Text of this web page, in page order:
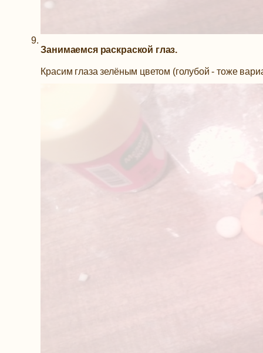
Занимаемся раскраской глаз.
Красим глаза зелёным цветом (голубой - тоже